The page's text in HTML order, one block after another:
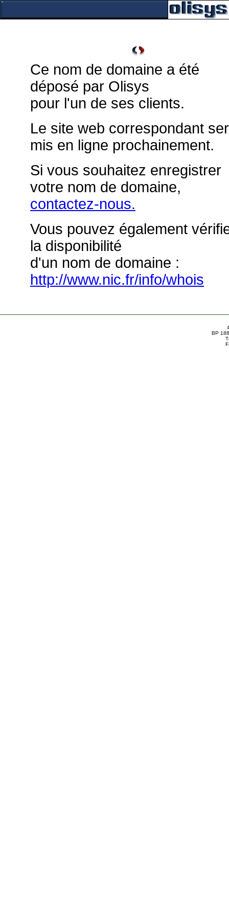
Ce nom de domaine a été
déposé par Olisys
pour l'un de ses clients.
Le site web correspondant
mis en ligne prochainement.
Si vous souhaitez enregistrer
votre nom de domaine,
contactez-nous.
Vous pouvez également
la disponibilité
d'un nom de domaine :
http://www.nic.fr/info/whois
BP